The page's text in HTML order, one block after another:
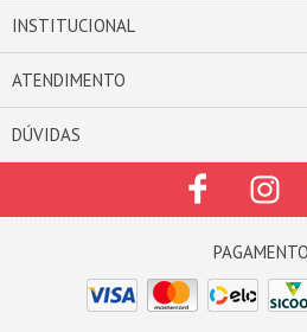
INSTITUCIONAL
ATENDIMENTO
DÚVIDAS